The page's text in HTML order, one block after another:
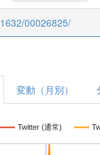
00026825/
変動（月別）
Twitter (通常)